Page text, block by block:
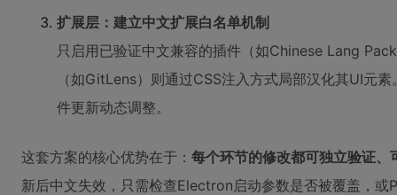
扩展层：建立中文扩展白名单机制
只启用已验证中文兼容的插件（如Chinese Lang
（如GitLens）则通过CSS注入方式局部汉化其UI元
件更新动态调整。
这套方案的核心优势在于： 每个环节的修改都可独立验证、
新后中文失效，只需检查Electron启动参数是否被覆盖，